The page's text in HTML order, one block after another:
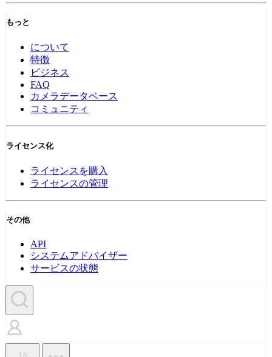
もっと
について
特徴
ビジネス
FAQ
カメラデータベース
コミュニティ
ライセンス化
ライセンスを購入
ライセンスの管理
その他
API
システムアドバイザー
サービスの状態